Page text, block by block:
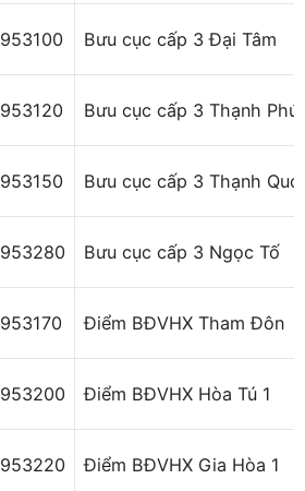
953100 Bưu cục cấp 3 Đại Tâm
953120 Bưu cục cấp 3 Thạnh Phú
953150 Bưu cục cấp 3 Thạnh Quới
953280 Bưu cục cấp 3 Ngọc Tố
953170 Điểm BĐVHX Tham Đôn
953200 Điểm BĐVHX Hòa Tú 1
953220 Điểm BĐVHX Gia Hòa 1